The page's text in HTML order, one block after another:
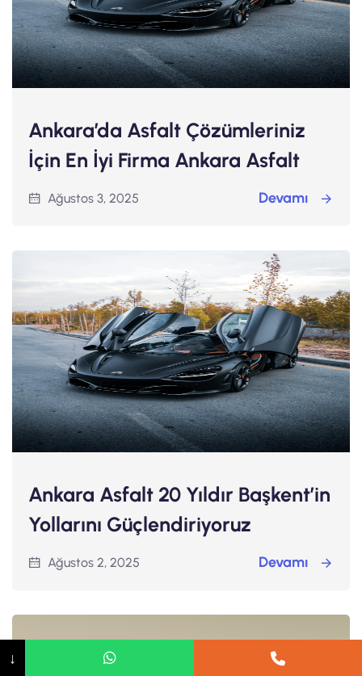
Ankara’da Asfalt Çözümleriniz
İçin En İyi Firma Ankara Asfalt
Ağustos 3, 2025 Devamı
Ankara Asfalt 20 Yıldır Başkent’in
Yollarını Güçlendiriyoruz
Ağustos 2, 2025 Devamı
↓